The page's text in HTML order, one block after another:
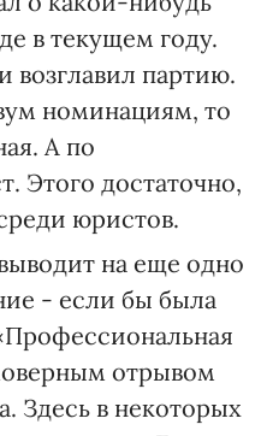
в текущем году.
возглавил партию.
номинациям, то
А по
Этого достаточно,
юристов.
на еще одно
- если бы была
отрывом
Здесь в некоторых